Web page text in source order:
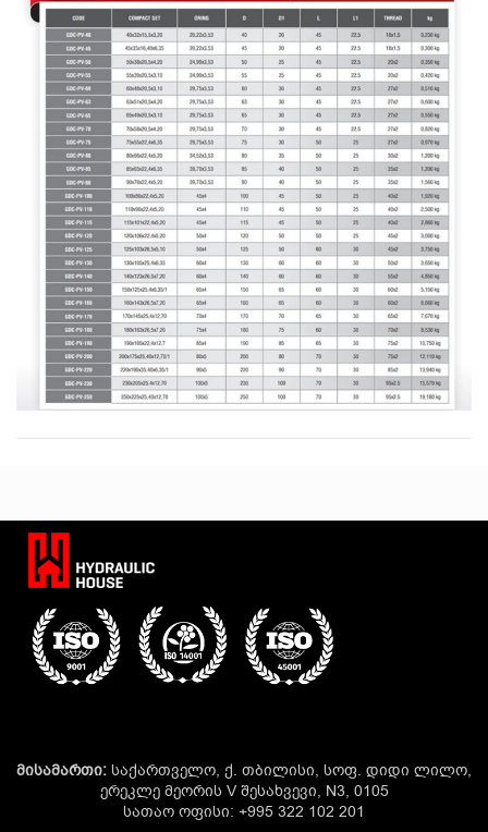
მისამართი: საქართველო, ქ. თბილისი, სოფ. დიდი ლილო,
ერეკლე მეორის V შესახვევი, N3, 0105
სათაო ოფისი: +995 322 102 201